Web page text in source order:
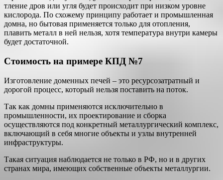
тление дров или угля будет происходит при низком уровне
кислорода. По схожему принципу работает и промышленная
домна, но бытовая применяется только для отопления,
плавить металл в ней нельзя, хотя температура внутри камеры
будет достаточной.
Стоимость на примере КПД №7
Изготовление доменных печей – это ресурсозатратный и
дорогой процесс, который нельзя поставить на поток.
Так как домны применяются исключительно в
промышленности, их проектирование и сборка
осуществляются под конкретный металлургический комплекс,
включающий в себя многие объекты и узлы внутренней
инфраструктуры.
Такая ситуация наблюдается не только в РФ, но и в других
странах мира, имеющих собственные объекты металлургии.